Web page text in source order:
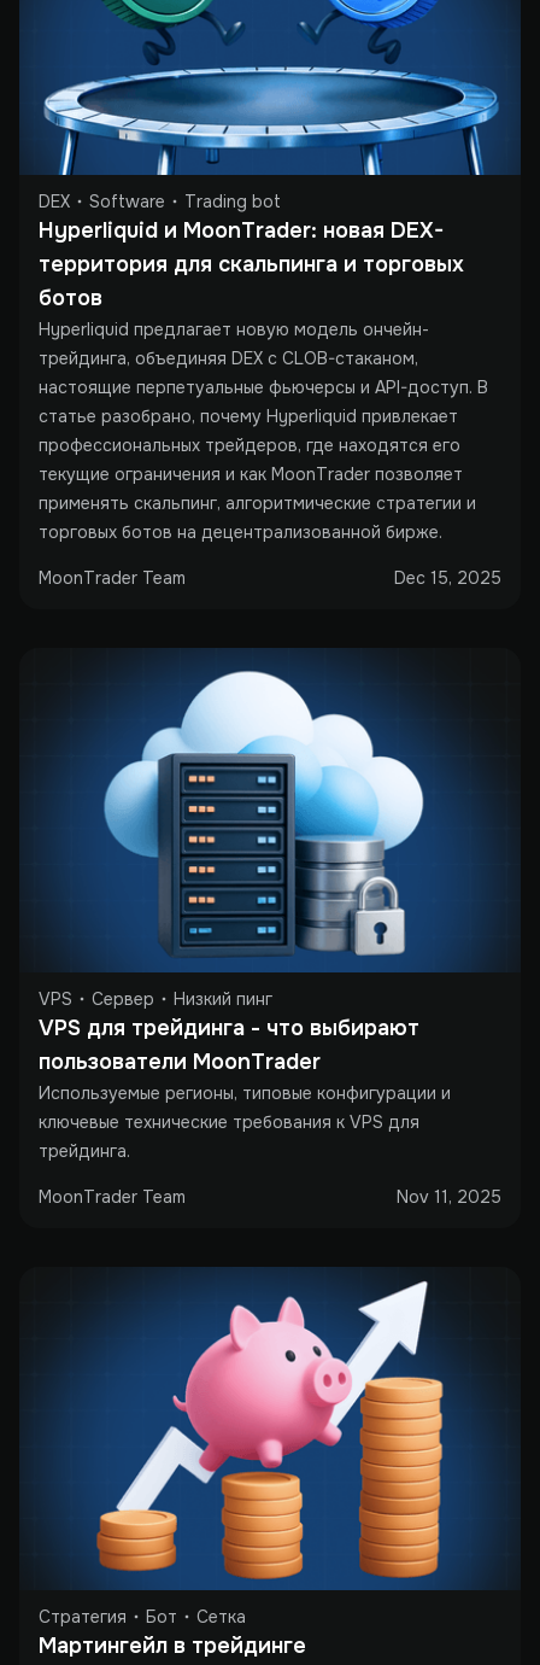
DEX Software Trading bot
Hyperliquid и MoonTrader: новая DEX-
территория для скальпинга и торговых
ботов
Hyperliquid предлагает новую модель ончейн-
трейдинга, объединяя DEX с CLOB-стаканом,
настоящие перпетуальные фьючерсы и API-доступ. В
статье разобрано, почему Hyperliquid привлекает
профессиональных трейдеров, где находятся его
текущие ограничения и как MoonTrader позволяет
применять скальпинг, алгоритмические стратегии и
торговых ботов на децентрализованной бирже.
MoonTrader Team Dec 15, 2025
VPS Сервер Низкий пинг
VPS для трейдинга - что выбирают
пользователи MoonTrader
Используемые регионы, типовые конфигурации и
ключевые технические требования к VPS для
трейдинга.
MoonTrader Team Nov 11, 2025
Стратегия Бот Сетка
Мартингейл в трейдинге